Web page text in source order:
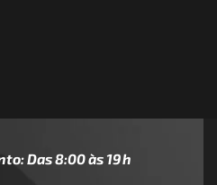
Das 8:00 às 19h